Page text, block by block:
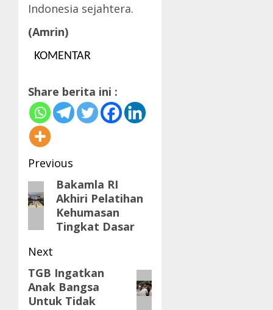
Indonesia sejahtera.
(Amrin)
KOMENTAR
Share berita ini :
Post
navigation
Previous
Previous
post:
Bakamla RI
Akhiri Pelatihan
Kehumasan
Tingkat Dasar
Next
Next
post:
TGB Ingatkan
Anak Bangsa
Untuk Tidak